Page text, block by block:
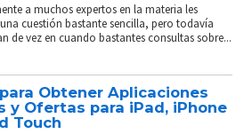
a muchos expertos en la materia les
cuestión bastante sencilla, pero todavía
de vez en cuando bastantes consultas sobre...
Obtener Aplicaciones
y Ofertas para iPad, iPhone
Touch